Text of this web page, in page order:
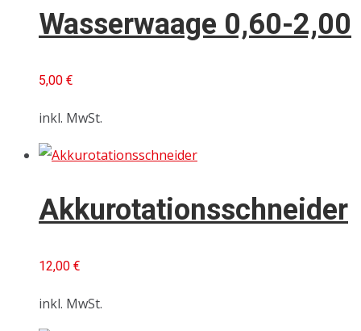
Wasserwaage 0,60-2,00
5,00 €
inkl. MwSt.
Akkurotationsschneider
12,00 €
inkl. MwSt.